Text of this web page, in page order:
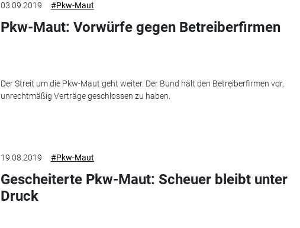
03.09.2019 #Pkw-Maut
Pkw-Maut: Vorwürfe gegen Betreiberfirmen
Der Streit um die Pkw-Maut geht weiter. Der Bund hält den Betreiberfirmen vor,
unrechtmäßig Verträge geschlossen zu haben.
19.08.2019 #Pkw-Maut
Gescheiterte Pkw-Maut: Scheuer bleibt unter
Druck